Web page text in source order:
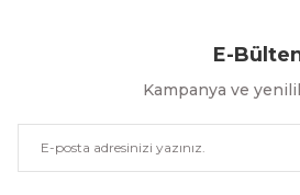
E-
Kampanya ve